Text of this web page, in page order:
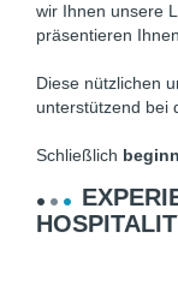
wir Ihnen unsere
präsentieren Ihnen
Diese nützlichen
unterstützend bei
Schließlich